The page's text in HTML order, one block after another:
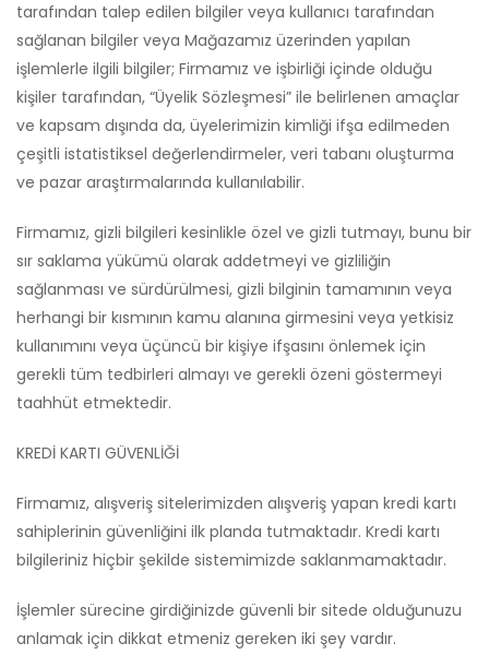
tarafından talep edilen bilgiler veya kullanıcı tarafından
sağlanan bilgiler veya Mağazamız üzerinden yapılan
işlemlerle ilgili bilgiler; Firmamız ve işbirliği içinde olduğu
kişiler tarafından, “Üyelik Sözleşmesi” ile belirlenen amaçlar
ve kapsam dışında da, üyelerimizin kimliği ifşa edilmeden
çeşitli istatistiksel değerlendirmeler, veri tabanı oluşturma
ve pazar araştırmalarında kullanılabilir.
Firmamız, gizli bilgileri kesinlikle özel ve gizli tutmayı, bunu bir
sır saklama yükümü olarak addetmeyi ve gizliliğin
sağlanması ve sürdürülmesi, gizli bilginin tamamının veya
herhangi bir kısmının kamu alanına girmesini veya yetkisiz
kullanımını veya üçüncü bir kişiye ifşasını önlemek için
gerekli tüm tedbirleri almayı ve gerekli özeni göstermeyi
taahhüt etmektedir.
KREDİ KARTI GÜVENLİĞİ
Firmamız, alışveriş sitelerimizden alışveriş yapan kredi kartı
sahiplerinin güvenliğini ilk planda tutmaktadır. Kredi kartı
bilgileriniz hiçbir şekilde sistemimizde saklanmamaktadır.
İşlemler sürecine girdiğinizde güvenli bir sitede olduğunuzu
anlamak için dikkat etmeniz gereken iki şey vardır.